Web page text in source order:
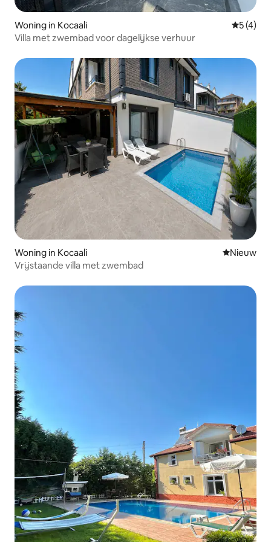
Woning in Kocaali
5 (4)
Villa met zwembad voor dagelijkse verhuur
Woning in Kocaali Nieuwe
Nieuw
Vrijstaande villa met zwembad